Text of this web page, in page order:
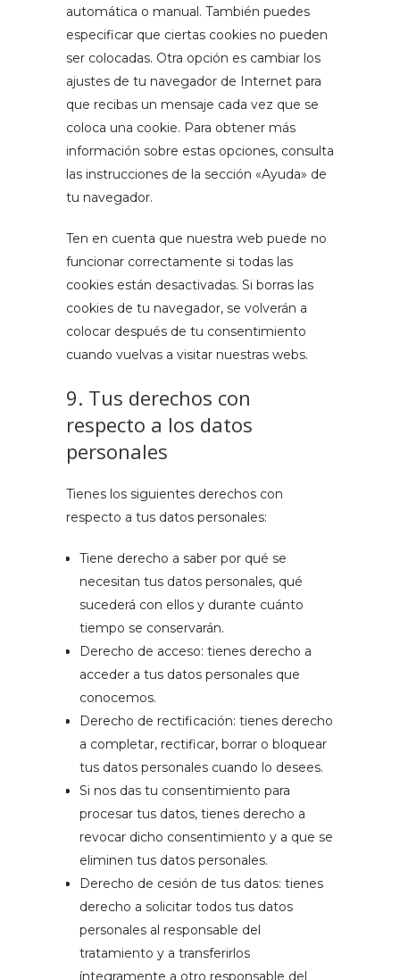
automática o manual. También puedes
especificar que ciertas cookies no pueden
ser colocadas. Otra opción es cambiar los
ajustes de tu navegador de Internet para
que recibas un mensaje cada vez que se
coloca una cookie. Para obtener más
información sobre estas opciones, consulta
las instrucciones de la sección «Ayuda» de
tu navegador.
Ten en cuenta que nuestra web puede no
funcionar correctamente si todas las
cookies están desactivadas. Si borras las
cookies de tu navegador, se volverán a
colocar después de tu consentimiento
cuando vuelvas a visitar nuestras webs.
9. Tus derechos con
respecto a los datos
personales
Tienes los siguientes derechos con
respecto a tus datos personales:
Tiene derecho a saber por qué se
necesitan tus datos personales, qué
sucederá con ellos y durante cuánto
tiempo se conservarán.
Derecho de acceso: tienes derecho a
acceder a tus datos personales que
conocemos.
Derecho de rectificación: tienes derecho
a completar, rectificar, borrar o bloquear
tus datos personales cuando lo desees.
Si nos das tu consentimiento para
procesar tus datos, tienes derecho a
revocar dicho consentimiento y a que se
eliminen tus datos personales.
Derecho de cesión de tus datos: tienes
derecho a solicitar todos tus datos
personales al responsable del
tratamiento y a transferirlos
íntegramente a otro responsable del